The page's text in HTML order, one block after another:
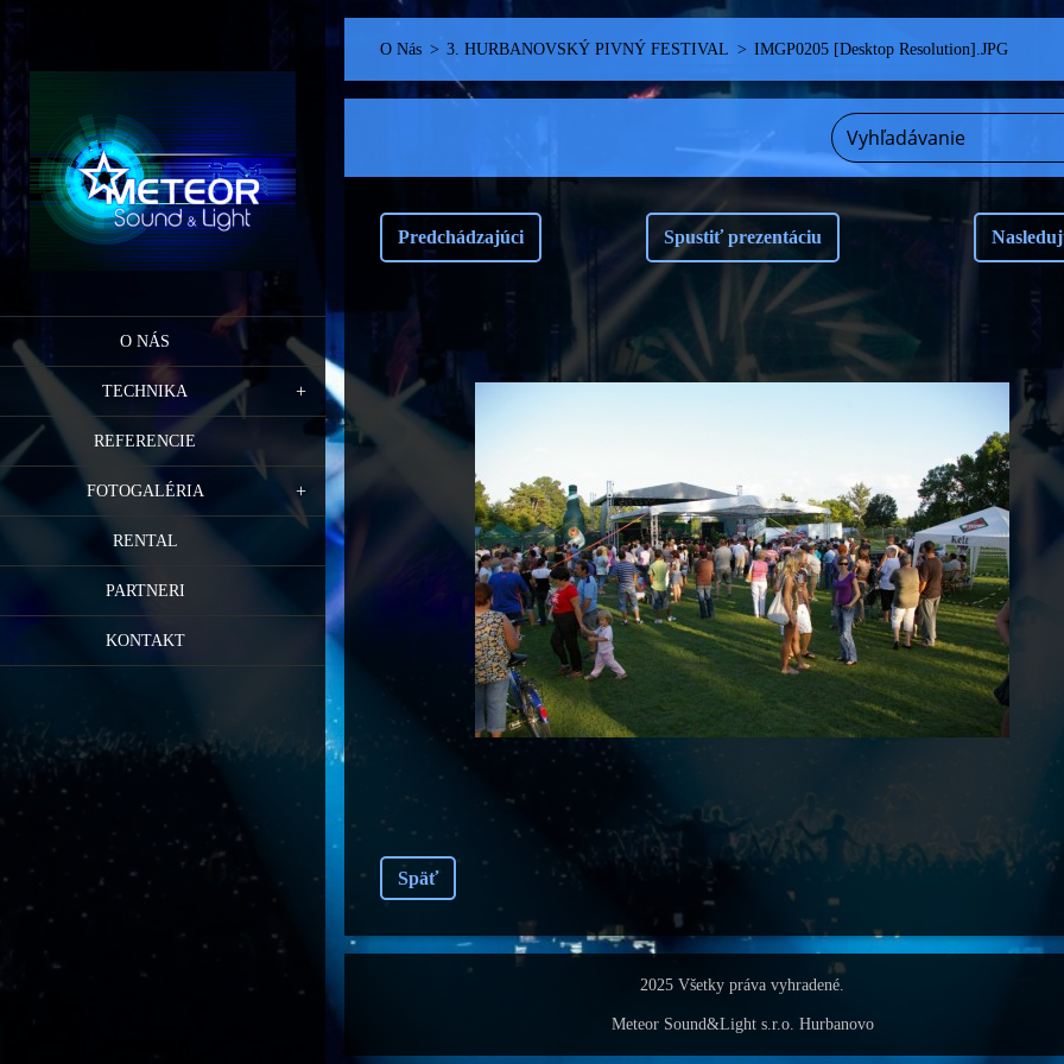
O NÁS
TECHNIKA
REFERENCIE
FOTOGALÉRIA
RENTAL
PARTNERI
KONTAKT
O Nás > 3. HURBANOVSKÝ PIVNÝ FESTIVAL > IMGP0205 [Desktop Resolution].JPG
Predchádzajúci Spustiť prezentáciu
Späť
2025 Všetky práva vyhradené.
Meteor Sound&Light s.r.o. Hurbanovo